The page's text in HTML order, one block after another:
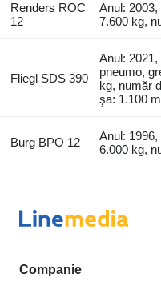
Renders ROC
12
Anul:
7.600 kg,
Fliegl SDS 390
Anul:
pneumo,
kg, număr
şa: 1.100
Burg BPO 12
Anul:
6.000 kg,
Companie